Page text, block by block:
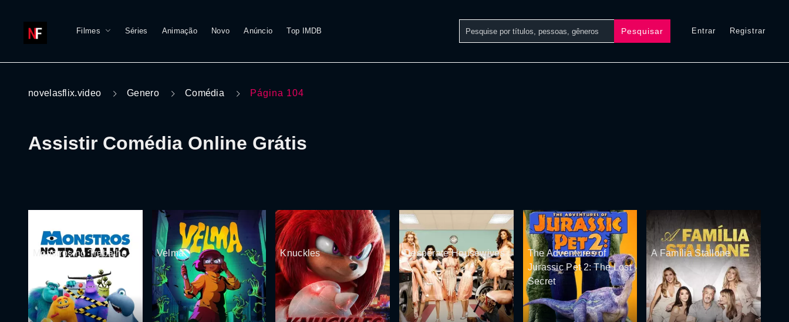
Filmes Séries Animação Novo Anúncio Top IMDB Pesquisar Entrar Registrar
novelasflix.video Genero Comédia Página 104
Assistir Comédia Online Grátis
Monstros no Trabalho Velma Knuckles Desperate Housewives
The Adventures of
Jurassic Pet 2: The Lost
Secret
A Família Stallone